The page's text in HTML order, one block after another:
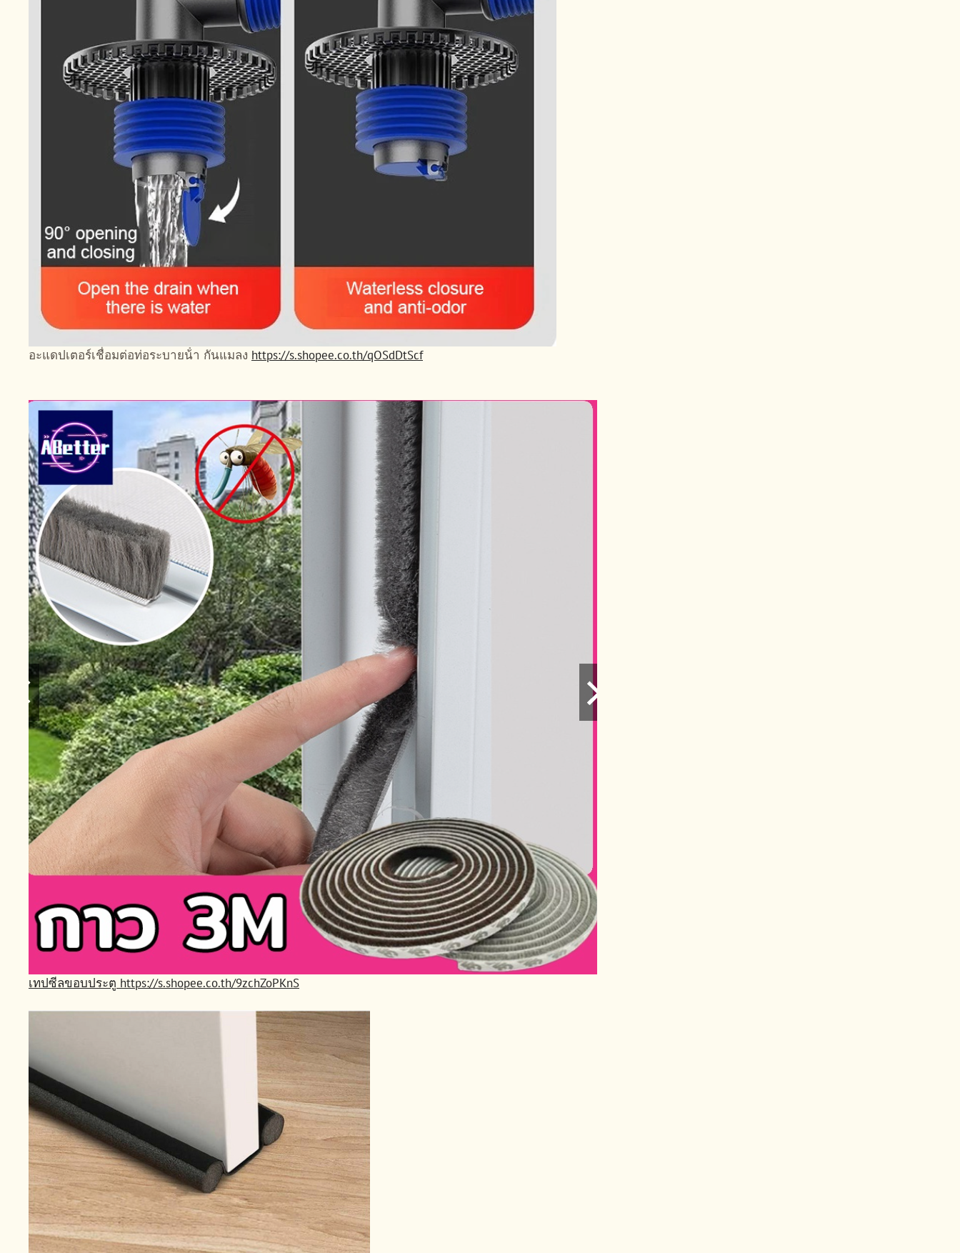
อะแดปเตอร์เชื่อมต่อท่อระบายน้ํา กันแมลง https://s.shopee.co.th/qOSdDtScf
เทปซีลขอบประตู https://s.shopee.co.th/9zchZoPKnS